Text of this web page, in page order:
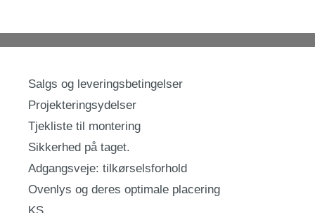
Salgs og leveringsbetingelser
Projekteringsydelser
Tjekliste til montering
Sikkerhed på taget.
Adgangsveje: tilkørselsforhold
Ovenlys og deres optimale placering
KS